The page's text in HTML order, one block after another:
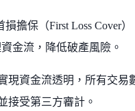
擔保（First Loss Cover
金流，降低破產風險。
現資金流透明，所有交易
接受第三方審計。